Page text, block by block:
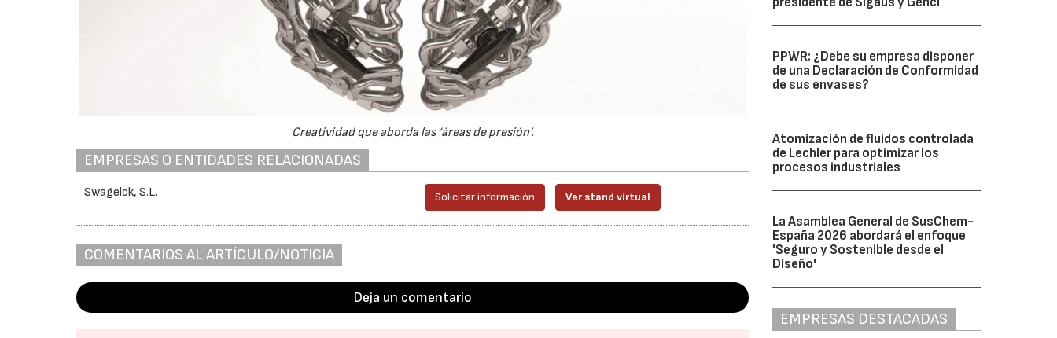
Creatividad que aborda las ‘áreas de presión’.
EMPRESAS O ENTIDADES RELACIONADAS
Swagelok, S.L. Solicitar información Ver stand virtual
COMENTARIOS AL ARTÍCULO/NOTICIA
Deja un comentario
PPWR: ¿Debe su empresa disponer
de una Declaración de Conformidad
de sus envases?
Atomización de fluidos controlada
de Lechler para optimizar los
procesos industriales
La Asamblea General de SusChem-
España 2026 abordará el enfoque
'Seguro y Sostenible desde el
Diseño'
EMPRESAS DESTACADAS